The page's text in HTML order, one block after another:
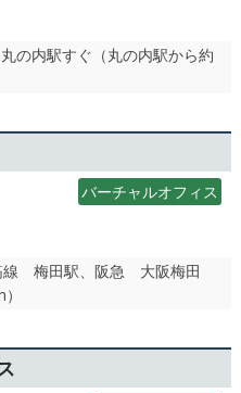
の内駅すぐ（丸の内駅から約
バーチャルオフィス
線 梅田駅、阪急 大阪梅田